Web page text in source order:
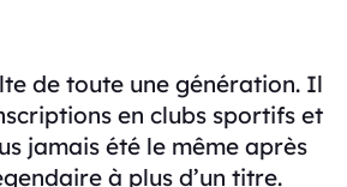
de toute une génération. Il
en clubs sportifs et
jamais été le même après
à plus d’un titre.